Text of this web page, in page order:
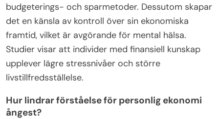
budgeterings- och sparmetoder. Dessutom skapar
det en känsla av kontroll över sin ekonomiska
framtid, vilket är avgörande för mental hälsa.
Studier visar att individer med finansiell kunskap
upplever lägre stressnivåer och större
livstillfredsställelse.
Hur lindrar förståelse för personlig ekonomi
ångest?